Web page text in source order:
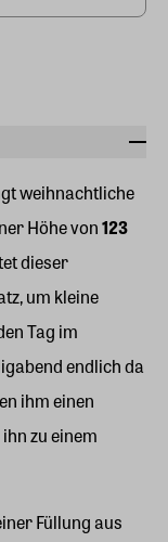
weihnachtliche
Höhe von123
dieser
um kleine
Tag im
endlich da
ihm einen
zu einem
Füllung aus